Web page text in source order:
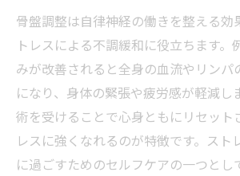
骨盤調整は自律神経の働きを整える効
トレスによる不調緩和に役立ちます。
みが改善されると全身の血流やリンパ
になり、身体の緊張や疲労感が軽減し
術を受けることで心身ともにリセット
レスに強くなれるのが特徴です。スト
に過ごすためのセルフケアの一つとし